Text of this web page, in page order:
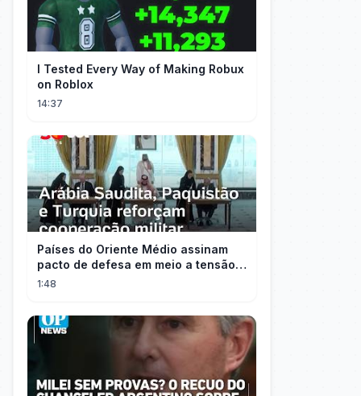
I Tested Every Way of Making Robux
on Roblox
14:37
Países do Oriente Médio assinam
pacto de defesa em meio a tensão
com Irã
1:48